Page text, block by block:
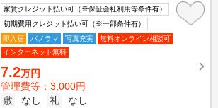
家賃クレジット払い可（※保証会社利用等条件有）
初期費用クレジット払い可（※一部条件有）
即入居
パノラマ 写真充実
無料オンライン相談可
インターネット無料
7.2万円
管理費等：3,000円
敷
なし 礼
なし